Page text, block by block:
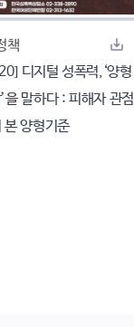
책
디지털 성폭력,‘양형
을 말하다 : 피해자 관점
본 양형기준